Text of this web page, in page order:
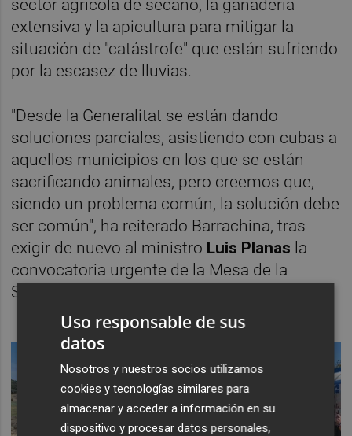
sector agrícola de secano, la ganadería
extensiva y la apicultura para mitigar la
situación de "catástrofe" que están sufriendo
por la escasez de lluvias.
"Desde la Generalitat se están dando
soluciones parciales, asistiendo con cubas a
aquellos municipios en los que se están
sacrificando animales, pero creemos que,
siendo un problema común, la solución debe
ser común", ha reiterado Barrachina, tras
exigir de nuevo al ministro Luis Planas la
convocatoria urgente de la Mesa de la
Sequía.
Uso responsable de sus
datos
Nosotros y nuestros socios utilizamos
cookies y tecnologías similares para
almacenar y acceder a información en su
dispositivo y procesar datos personales,